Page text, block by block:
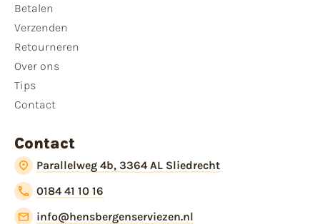
Betalen
Verzenden
Retourneren
Over ons
Tips
Contact
Contact
Parallelweg 4b, 3364 AL Sliedrecht
0184 41 10 16
info@hensbergenserviezen.nl